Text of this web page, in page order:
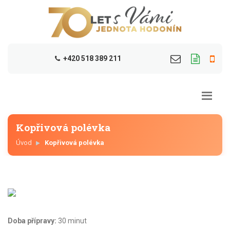
+420 518 389 211
Kopřivová polévka
Úvod Kopřivová polévka
Doba přípravy: 30 minut